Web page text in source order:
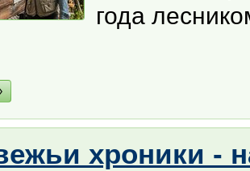
года
хроники -